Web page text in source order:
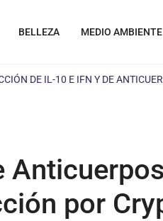
BELLEZA MEDIO AMBIENTE
DE IL-10 E IFN Y DE
por